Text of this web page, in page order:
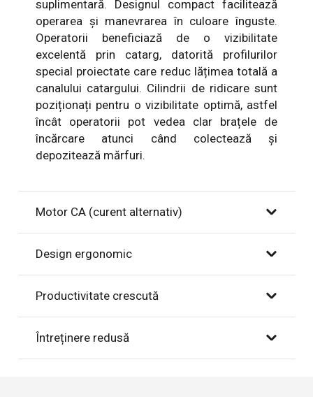
suplimentară. Designul compact facilitează
operarea și manevrarea în culoare înguste.
Operatorii beneficiază de o vizibilitate
excelentă prin catarg, datorită profilurilor
special proiectate care reduc lățimea totală a
canalului catargului. Cilindrii de ridicare sunt
poziționați pentru o vizibilitate optimă, astfel
încât operatorii pot vedea clar brațele de
încărcare atunci când colectează și
depozitează mărfuri.
Motor CA (curent alternativ)
Design ergonomic
Productivitate crescută
Întreținere redusă